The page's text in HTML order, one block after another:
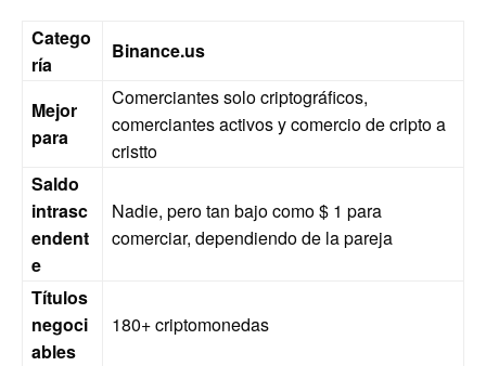
Catego
ría
Binance.us
Mejor
para
Comerciantes solo criptográficos,
comerciantes activos y comercio de cripto a
cristto
Saldo
intrasc
endent
e
Nadie, pero tan bajo como $ 1 para
comerciar, dependiendo de la pareja
Títulos
negoci
ables
180+ criptomonedas